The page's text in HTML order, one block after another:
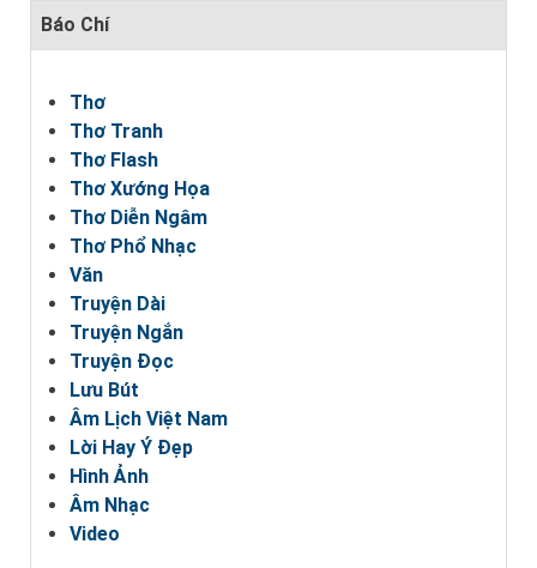
Báo Chí
Thơ
Thơ Tranh
Thơ Flash
Thơ Xướng Họa
Thơ Diễn Ngâm
Thơ Phổ Nhạc
Văn
Truyện Dài
Truyện Ngắn
Truyện Đọc
Lưu Bút
Âm Lịch Việt Nam
Lời Hay Ý Đẹp
Hình Ảnh
Âm Nhạc
Video